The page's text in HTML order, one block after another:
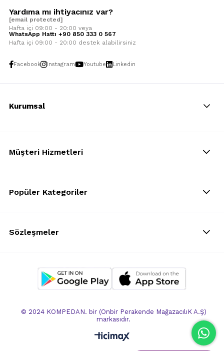
Yardıma mı ihtiyacınız var?
[email protected]
Hafta içi 09:00 - 20:00 veya
WhatsApp Hattı +90 850 333 0 567
Hafta içi 09:00 - 20:00 destek alabilirsiniz
Facebook Instagram Youtube Linkedin
Kurumsal
Müşteri Hizmetleri
Popüler Kategoriler
Sözleşmeler
© 2024 KOMPEDAN. bir (Onbir Perakende MağazacılıK A.Ş)
markasıdır.